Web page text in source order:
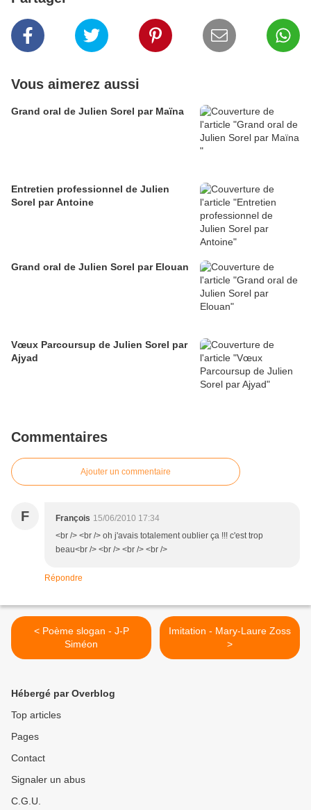
Vous aimerez aussi
Grand oral de Julien Sorel par Maïna
Entretien professionnel de Julien
Sorel par Antoine
Grand oral de Julien Sorel par Elouan
Vœux Parcoursup de Julien Sorel par
Ajyad
Commentaires
Ajouter un commentaire
F François 15/06/2010 17:34
<br /> <br /> oh j'avais totalement oublier ça !!! c'est trop
beau<br /> <br /> <br /> <br />
Répondre
< Poème slogan - J-P
Siméon
Imitation - Mary-Laure Zoss
>
Hébergé par Overblog
Top articles
Pages
Contact
Signaler un abus
C.G.U.